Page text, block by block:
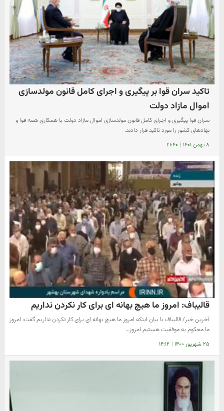
تاکید سران قوا بر پیگیری و اجرای کامل قانون مولدسازی
اموال مازاد دولت
سران قوا پیگیری و اجرای کامل قانون مولدسازی اموال مازاد دولت با همکاری همه قوا و
نهادهای کشور را مورد تاکید قرار دادند.
۸ بهمن ۱۴۰۱ | ۲۱:۴۰
قالیباف: امروز ما هیچ بهانه ای برای کار نکردن نداریم
آخرین خبر/ قالیباف با بیان اینکه امروز ما هیچ بهانه ای برای کار نکردن نداریم گفت: امروز
ما محکوم به موفقیت هستیم امروز…
۲۵ شهریور ۱۴۰۰ | ۱۴:۱۲